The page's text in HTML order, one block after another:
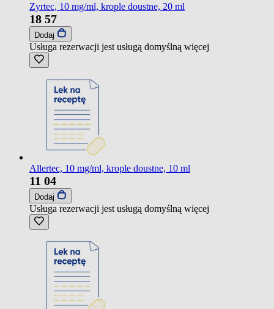
Zyrtec, 10 mg/ml, krople doustne, 20 ml
18 57
Dodaj
Usługa rezerwacji jest usługą domyślną więcej
Allertec, 10 mg/ml, krople doustne, 10 ml
11 04
Dodaj
Usługa rezerwacji jest usługą domyślną więcej